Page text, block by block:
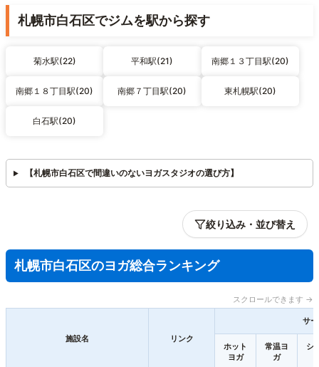
札幌市白石区でジムを駅から探す
菊水駅(22) 平和駅(21) 南郷１３丁目駅(20)
南郷１８丁目駅(20) 南郷７丁目駅(20) 東札幌駅(20)
白石駅(20)
【札幌市白石区で間違いのないヨガスタジオの選び方】
絞り込み・並び替え
札幌市白石区のヨガ総合ランキング
スクロールできます →
施設名 リンク
サ
ホット
ヨガ
常温ヨ
ガ
シ